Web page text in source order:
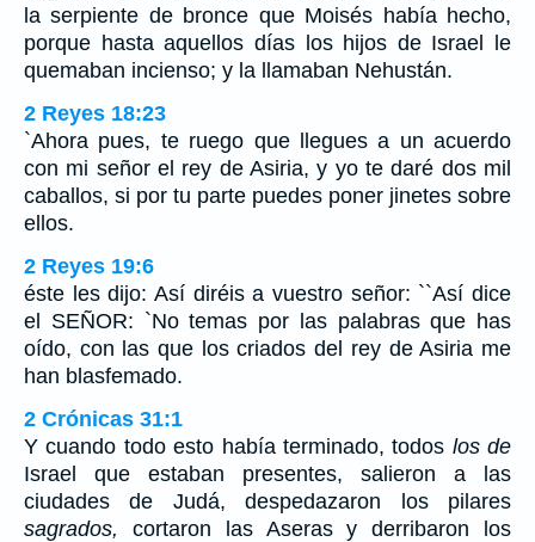
la serpiente de bronce que Moisés había hecho,
porque hasta aquellos días los hijos de Israel le
quemaban incienso; y la llamaban Nehustán.
2 Reyes 18:23
`Ahora pues, te ruego que llegues a un acuerdo
con mi señor el rey de Asiria, y yo te daré dos mil
caballos, si por tu parte puedes poner jinetes sobre
ellos.
2 Reyes 19:6
éste les dijo: Así diréis a vuestro señor: ``Así dice
el SEÑOR: `No temas por las palabras que has
oído, con las que los criados del rey de Asiria me
han blasfemado.
2 Crónicas 31:1
Y cuando todo esto había terminado, todos los de
Israel que estaban presentes, salieron a las
ciudades de Judá, despedazaron los pilares
sagrados, cortaron las Aseras y derribaron los